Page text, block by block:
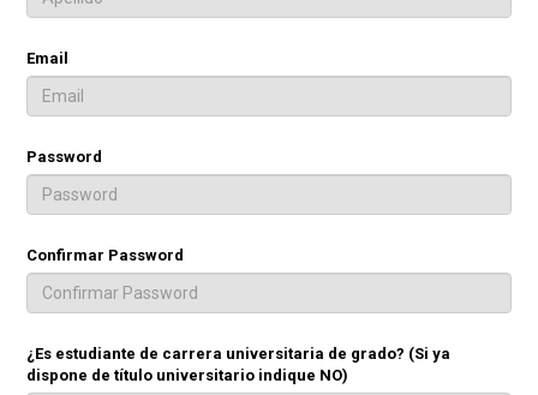
Email
Password
Confirmar Password
¿Es estudiante de carrera universitaria de grado? (Si ya
dispone de título universitario indique NO)